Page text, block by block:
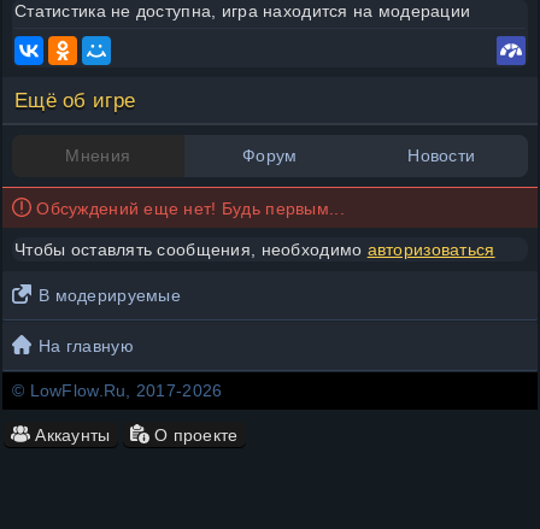
Статистика не доступна, игра находится на модерации
Ещё об игре
Мнения Форум Новости
Обсуждений еще нет! Будь первым...
Чтобы оставлять сообщения, необходимо авторизоваться
В модерируемые
На главную
© LowFlow.Ru, 2017-2026
Аккаунты О проекте